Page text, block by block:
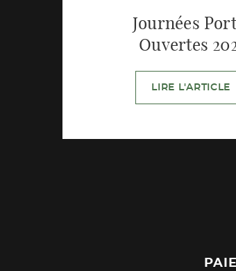
Journées
Ouvertes
LIRE L'ARTICLE